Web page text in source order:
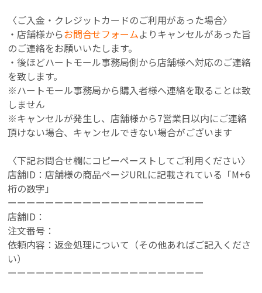
〈ご入金・クレジットカードのご利用があった場合〉
・店舗様からお問合せフォームよりキャンセルがあった旨
のご連絡をお願いいたします。
・後ほどハートモール事務局側から店舗様へ対応のご連絡
を致します。
※ハートモール事務局から購入者様へ連絡を取ることは致
しません
※キャンセルが発生し、店舗様から7営業日以内にご連絡
頂けない場合、キャンセルできない場合がございます
〈下記お問合せ欄にコピーペーストしてご利用ください〉
店舗ID：店舗様の商品ページURLに記載されている「M+6
桁の数字」
ーーーーーーーーーーーーーーーーーーーーー
店舗ID：
注文番号：
依頼内容：返金処理について（その他あればご記入くださ
い）
ーーーーーーーーーーーーーーーーーーーーー